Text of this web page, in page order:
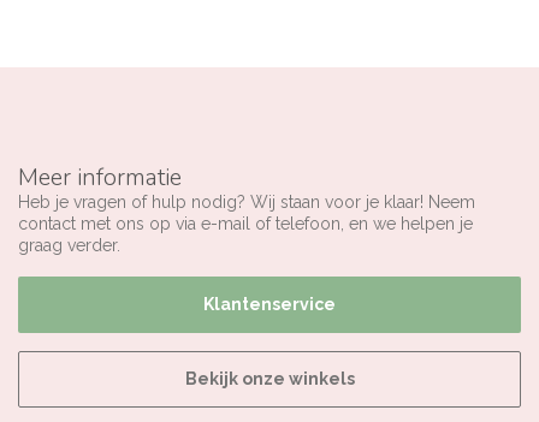
Meer informatie
Heb je vragen of hulp nodig? Wij staan voor je klaar! Neem
contact met ons op via e-mail of telefoon, en we helpen je
graag verder.
Klantenservice
Bekijk onze winkels